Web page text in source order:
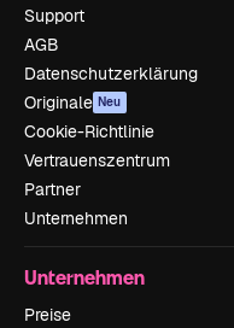
Support
AGB
Datenschutzerklärung
Originale Neu
Cookie-Richtlinie
Vertrauenszentrum
Partner
Unternehmen
Unternehmen
Preise